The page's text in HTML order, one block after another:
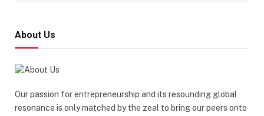
About Us
Our passion for entrepreneurship and its resounding global
resonance is only matched by the zeal to bring our peers onto